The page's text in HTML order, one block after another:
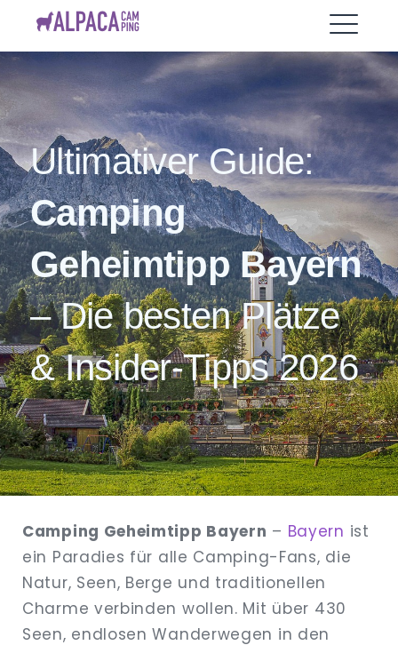
content
AlpacaCamping
EXPAND
Ultimativer Guide:
Camping
Geheimtipp Bayern
– Die besten Plätze
& Insider‑Tipps 2026
Camping Geheimtipp Bayern – Bayern ist
ein Paradies für alle Camping-Fans, die
Natur, Seen, Berge und traditionellen
Charme verbinden wollen. Mit über 430
Seen, endlosen Wanderwegen in den